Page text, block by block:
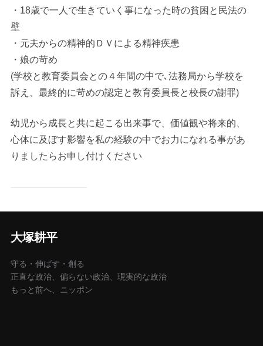
・18歳で一人で生きていく事になった時の貧困と民法の
壁
・元夫からの精神的ＤＶによる精神疾患
・娘の苛め
(学校と教育委員会との４年間の中で､法務局から学校を
訴え、最終的に苛めの認定と教育委員長と校長の謝罪)
幼児から成長と共に起こる出来事で、価値観や将来的、
心体に及ぼす影響を私の経験の中でお力になれる事があ
りましたらお申し付けください
大塚耕平
守る・伸ばす・創る
正直な政治、偏らない政治、現実的な政治
もっと前へ、ニッポン